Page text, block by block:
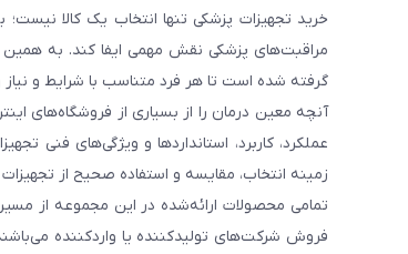
خرید تجهیزات پزشکی تنها انتخاب یک کالا
مراقبت‌های پزشکی نقش مهمی ایفا کند. به
گرفته شده است تا هر فرد متناسب با شرایط و نیاز
آنچه معین درمان را از بسیاری از فروشگاه‌های
عملکرد، کاربرد، استانداردها و ویژگی‌های فنی
زمینه انتخاب، مقایسه و استفاده صحیح از
تمامی محصولات ارائه‌شده در این مجموعه از
فروش شرکت‌های تولیدکننده یا واردکننده